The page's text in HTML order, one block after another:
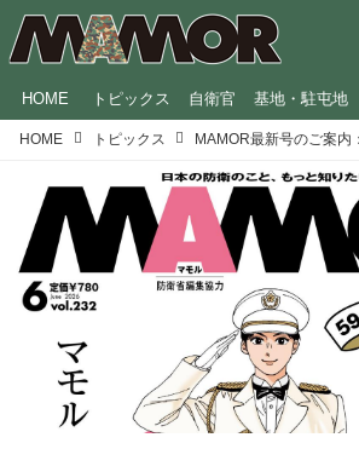
HOME トピックス 自衛官 基地・駐屯地
HOME トピックス